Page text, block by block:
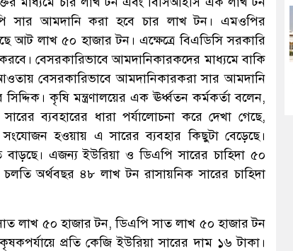
সার আমদানি করা হবে চার লাখ টন। এমওপির
আট লাখ ৫০ হাজার টন। এক্ষেত্রে বিএডিসি সরকারি
বেসরকারিভাবে আমদানিকারকদের মাধ্যমে বাকি
বেসরকারিভাবে আমদানিকারকরা সার আমদানি
কৃষি মন্ত্রণালয়ের এক ঊর্ধ্বতন কর্মকর্তা বলেন,
ব্যবহারের ধারা পর্যালোচনা করে দেখা গেছে,
হওয়ায় এ সারের ব্যবহার কিছুটা বেড়েছে।
এজন্য ইউরিয়া ও ডিএপি সারের চাহিদা ৫০
চলতি অর্থবছর ৪৮ লাখ টন রাসায়নিক সারের চাহিদা
লাখ ৫০ হাজার টন, ডিএপি সাত লাখ ৫০ হাজার টন
প্রতি কেজি ইউরিয়া সারের দাম ১৬ টাকা।